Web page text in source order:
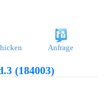
Anfrage
(184003)